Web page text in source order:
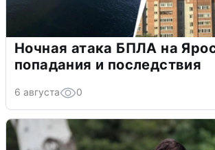
Ночная атака БПЛА на
попадания и последствия
6 августа 0